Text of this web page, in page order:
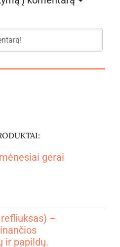
gerai
refliuksas) –
ir papildų.